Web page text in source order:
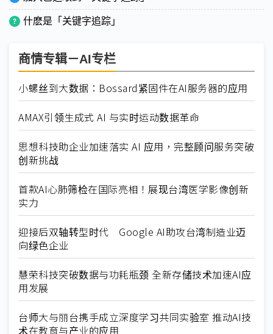
什麽是「关键字追踪」
商情专辑－AI专栏
小螺丝到大数据：Bossard紧固件在AI服务器的应用
AMAX引领生成式 AI 与实时运动数据革命
思想科技助企业加速落实 AI 应用，完整顾问服务突破
创新挑战
首款AI心肺筛检在国际亮相！展现台湾医学影像创新
实力
迎接后双轴转型时代 Google AI助攻台湾制造业迈
向绿色企业
慧荣科技突破数据与功耗瓶颈 全新存储技术加速AI应
用发展
台师大与丽台携手成立深度学习共同实验室 推动AI技
术在教育与产业的应用